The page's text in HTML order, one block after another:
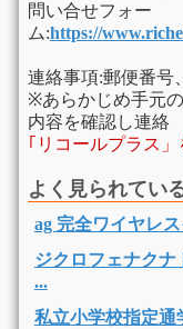
問い合せフォー
ム:https://
連絡事項:郵便番号
※あらかじめ手元
内容を確認し連絡
｢リコールプラス
よく見られてい
ag 完全ワイヤレ
ジクロフェナクナ
...
私立小学校指定通